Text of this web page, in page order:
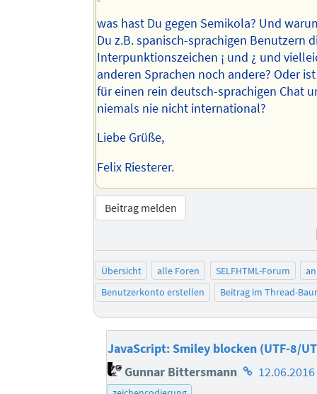
was hast Du gegen Semikola? Und
Du z.B. spanisch-sprachigen Benutzern
Interpunktionszeichen ¡ und ¿ und
anderen Sprachen noch andere? Oder
für einen rein deutsch-sprachigen Chat
niemals nie nicht international?
Liebe Grüße,
Felix Riesterer.
Beitrag melden
Übersicht alle Foren SELFHTML-Forum
Benutzerkonto erstellen
Beitrag im Thread-
JavaScript: Smiley blocken (UTF-8/
Gunnar Bittersmann Homepage